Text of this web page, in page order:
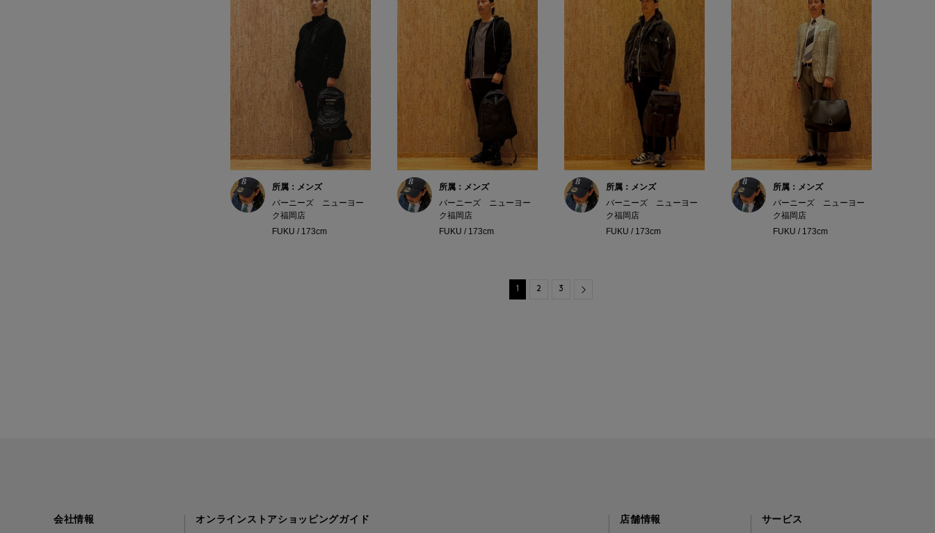
所属：メンズ
バーニーズ ニューヨー
ク福岡店
FUKU / 173cm
所属：メンズ
バーニーズ ニューヨー
ク福岡店
FUKU / 173cm
所属：メンズ
バーニーズ ニューヨー
ク福岡店
FUKU / 173cm
所属：メンズ
バーニーズ ニューヨー
ク福岡店
FUKU / 173cm
1 2 3 Next
会社情報 オンラインストアショッピングガイド 店舗情報 サービス